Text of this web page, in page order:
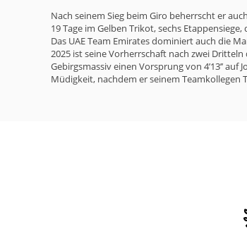
Nach seinem Sieg beim Giro beherrscht er
19 Tage im Gelben Trikot, sechs
Das UAE Team Emirates dominiert auch die
2025 ist seine Vorherrschaft nach zwei
Gebirgsmassiv einen Vorsprung von 4’13’’
Müdigkeit, nachdem er seinem Teamkollegen